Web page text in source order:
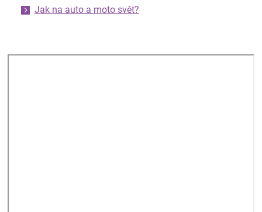
Jak na auto a moto svět?